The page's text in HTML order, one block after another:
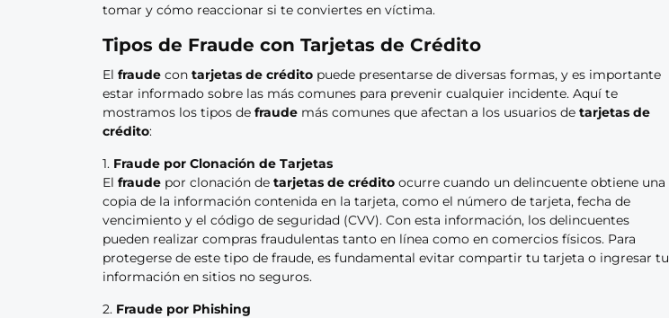
tomar y cómo reaccionar si te conviertes en víctima.
Tipos de Fraude con Tarjetas de Crédito
El fraude con tarjetas de crédito puede presentarse de diversas formas, y es importante
estar informado sobre las más comunes para prevenir cualquier incidente. Aquí te
mostramos los tipos de fraude más comunes que afectan a los usuarios de tarjetas de
crédito:
1. Fraude por Clonación de Tarjetas
El fraude por clonación de tarjetas de crédito ocurre cuando un delincuente obtiene una
copia de la información contenida en la tarjeta, como el número de tarjeta, fecha de
vencimiento y el código de seguridad (CVV). Con esta información, los delincuentes
pueden realizar compras fraudulentas tanto en línea como en comercios físicos. Para
protegerse de este tipo de fraude, es fundamental evitar compartir tu tarjeta o ingresar tu
información en sitios no seguros.
2. Fraude por Phishing